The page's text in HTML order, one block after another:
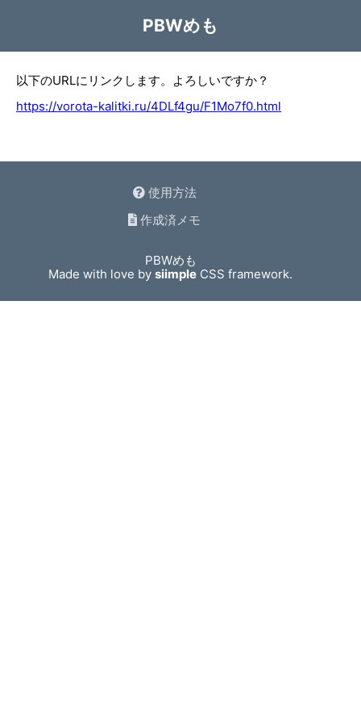
PBWめも
以下のURLにリンクします。よろしいですか？
https://vorota-kalitki.ru/4DLf4gu/F1Mo7f0.html
使用方法
作成済メモ
PBWめも
Made with love bysiimple CSS framework.